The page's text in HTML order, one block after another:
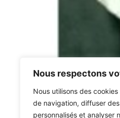
Nous respectons
Nous utilisons des
de navigation, diffuser
personnalisés et analyser
L’objectif des